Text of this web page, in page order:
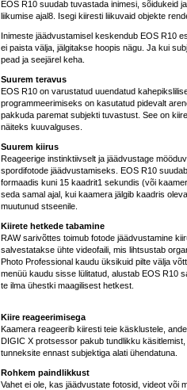
EOS R10 suudab tuvastada inimesi, sõidukeid
liikumise ajal8. Isegi kiiresti liikuvaid objekte
Inimeste jäädvustamisel keskendub EOS R10
ei paista välja, jälgitakse hoopis nägu. Ja kui
pead ja seejärel keha.
Suurem teravus
EOS R10 on varustatud uuendatud
programmeerimiseks on kasutatud pidevalt
pakkuda paremat subjekti tuvastust. See on
näiteks kuuvalguses.
Suurem kiirus
Reageerige instinktiivselt ja jäädvustage
spordifotode jäädvustamiseks. EOS R10
formaadis kuni 15 kaadrit1 sekundis (või
seda samal ajal, kui kaamera jälgib kaadris
muutunud stseenile.
Kiirete hetkede tabamine
RAW sarivõttes toimub fotode jäädvustamine
salvestatakse ühte videofaili, mis lihtsustab
Photo Professional kaudu üksikuid pilte välja
menüü kaudu sisse lülitatud, alustab EOS R10
te ilma ühestki maagilisest hetkest.
Kiire reageerimisega
Kaamera reageerib kiiresti teie käsklustele,
DIGIC X protsessor pakub tundlikku
tunneksite ennast subjektiga alati ühendatuna.
Rohkem paindlikkust
Vahet ei ole, kas jäädvustate fotosid, videot või